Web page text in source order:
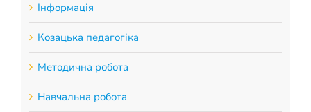
Інформація
Козацька педагогіка
Методична робота
Навчальна робота